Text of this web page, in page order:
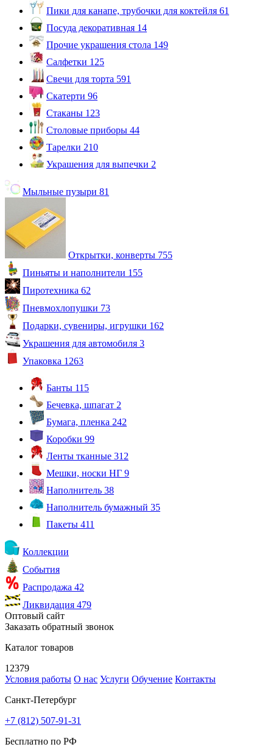
Пики для канапе, трубочки для коктейля 61
Посуда декоративная 14
Прочие украшения стола 149
Салфетки 125
Свечи для торта 591
Скатерти 96
Стаканы 123
Столовые приборы 44
Тарелки 210
Украшения для выпечки 2
Мыльные пузыри 81
Открытки, конверты 755
Пиньяты и наполнители 155
Пиротехника 62
Пневмохлопушки 73
Подарки, сувениры, игрушки 162
Украшения для автомобиля 3
Упаковка 1263
Банты 115
Бечевка, шпагат 2
Бумага, пленка 242
Коробки 99
Ленты тканные 312
Мешки, носки НГ 9
Наполнитель 38
Наполнитель бумажный 35
Пакеты 411
Коллекции
События
Распродажа 42
Ликвидация 479
Оптовый сайт
Заказать обратный звонок
Каталог товаров
12379
Условия работы О нас Услуги Обучение Контакты
Санкт-Петербург
+7 (812) 507-91-31
Бесплатно по РФ